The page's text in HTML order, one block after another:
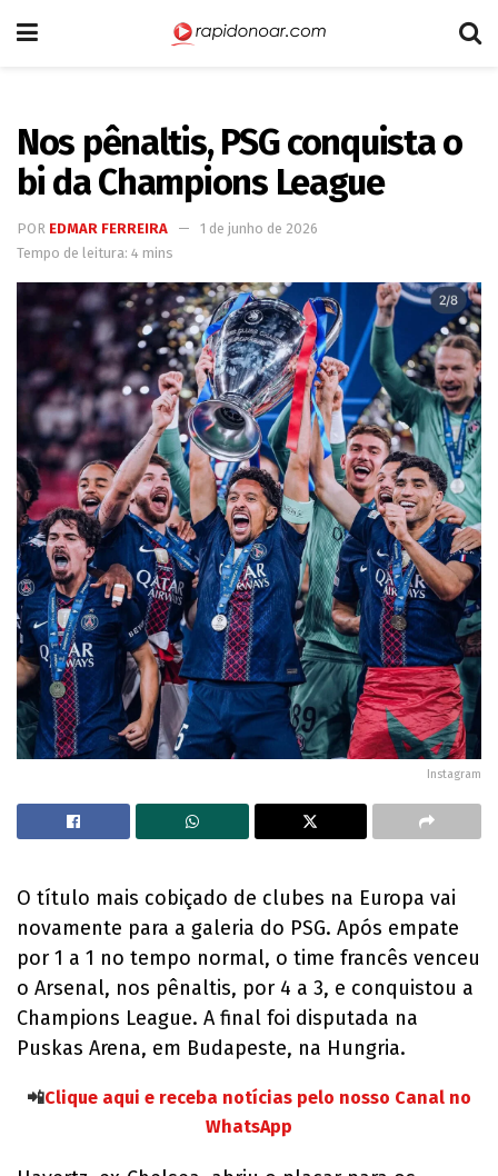
Nos pênaltis, PSG conquista o
bi da Champions League
POR EDMAR FERREIRA
1 de junho de 2026
Tempo de leitura: 4 mins
Instagram
O título mais cobiçado de clubes na Europa vai
novamente para a galeria do PSG. Após empate
por 1 a 1 no tempo normal, o time francês venceu
o Arsenal, nos pênaltis, por 4 a 3, e conquistou a
Champions League. A final foi disputada na
Puskas Arena, em Budapeste, na Hungria.
📲Clique aqui e receba notícias pelo nosso Canal no
WhatsApp